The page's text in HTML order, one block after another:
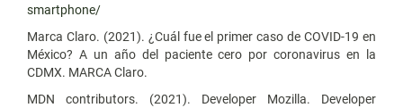
smartphone/
Marca Claro. (2021). ¿Cuál fue el primer caso de COVID-19 en
México? A un año del paciente cero por coronavirus en la
CDMX. MARCA Claro.
MDN contributors. (2021). Developer Mozilla. Developer